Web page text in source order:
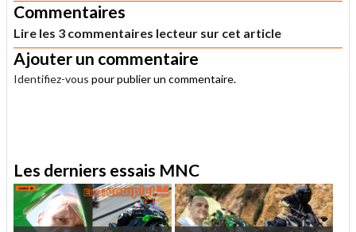
Commentaires
Lire les 3 commentaires lecteur sur cet article
Ajouter un commentaire
Identifiez-vous pour publier un commentaire.
Les derniers essais MNC